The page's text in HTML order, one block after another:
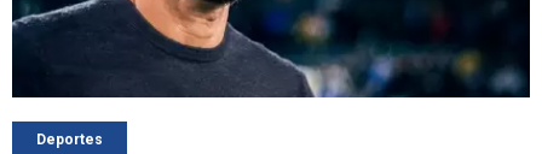
Deportes